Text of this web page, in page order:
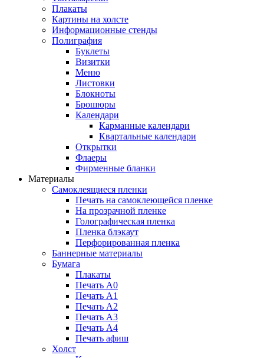
Плакаты
Картины на холсте
Информационные стенды
Полиграфия
Буклеты
Визитки
Меню
Листовки
Блокноты
Брошюры
Календари
Карманные календари
Квартальные календари
Открытки
Флаеры
Фирменные бланки
Материалы
Самоклеящиеся пленки
Печать на самоклеющейся пленке
На прозрачной пленке
Голографическая пленка
Пленка блэкаут
Перфорированная пленка
Баннерные материалы
Бумага
Плакаты
Печать А0
Печать А1
Печать А2
Печать А3
Печать А4
Печать афиш
Холст